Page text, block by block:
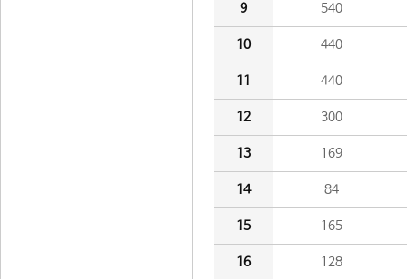
9 540
10 440
11 440
12 300
13 169
14 84
15 165
16 128